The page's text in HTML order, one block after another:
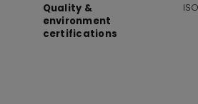
Quality &
environment
certifications